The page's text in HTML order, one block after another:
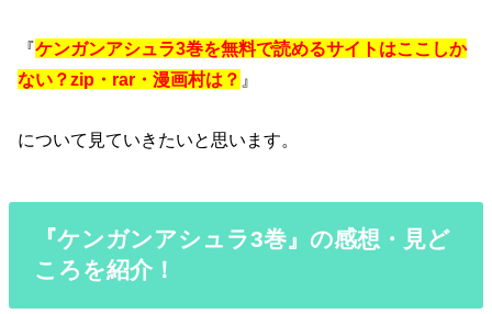
『ケンガンアシュラ3巻を無料で読めるサイトはここしか
ない？zip・rar・漫画村は？ 』
について見ていきたいと思います。
『ケンガンアシュラ3巻』の感想・見ど
ころを紹介！